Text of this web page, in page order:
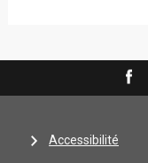
Accessibilité